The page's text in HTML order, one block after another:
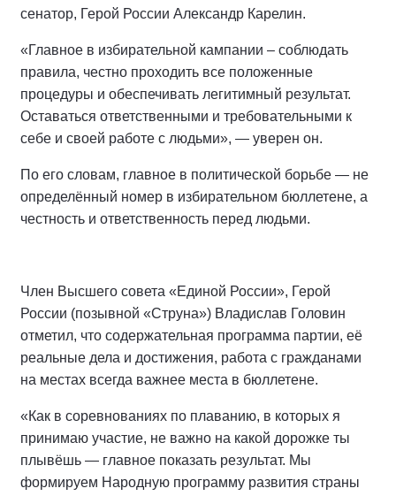
сенатор, Герой России Александр Карелин.
«Главное в избирательной кампании – соблюдать
правила, честно проходить все положенные
процедуры и обеспечивать легитимный результат.
Оставаться ответственными и требовательными к
себе и своей работе с людьми», — уверен он.
По его словам, главное в политической борьбе — не
определённый номер в избирательном бюллетене, а
честность и ответственность перед людьми.
Член Высшего совета «Единой России», Герой
России (позывной «Струна») Владислав Головин
отметил, что содержательная программа партии, её
реальные дела и достижения, работа с гражданами
на местах всегда важнее места в бюллетене.
«Как в соревнованиях по плаванию, в которых я
принимаю участие, не важно на какой дорожке ты
плывёшь — главное показать результат. Мы
формируем Народную программу развития страны